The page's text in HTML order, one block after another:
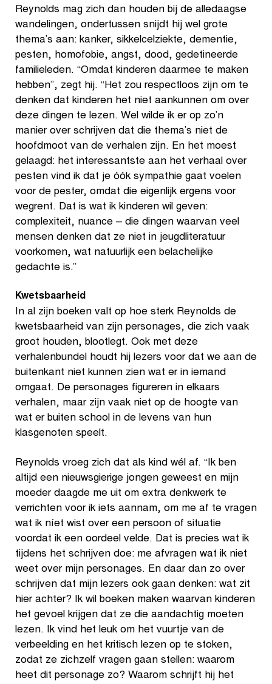
Reynolds mag zich dan houden bij de alledaagse
wandelingen, ondertussen snijdt hij wel grote
thema’s aan: kanker, sikkelcelziekte, dementie,
pesten, homofobie, angst, dood, gedetineerde
familieleden. “Omdat kinderen daarmee te maken
hebben”, zegt hij. “Het zou respectloos zijn om te
denken dat kinderen het niet aankunnen om over
deze dingen te lezen. Wel wilde ik er op zo’n
manier over schrijven dat die thema’s niet de
hoofdmoot van de verhalen zijn. En het moest
gelaagd: het interessantste aan het verhaal over
pesten vind ik dat je óók sympathie gaat voelen
voor de pester, omdat die eigenlijk ergens voor
wegrent. Dat is wat ik kinderen wil geven:
complexiteit, nuance – die dingen waarvan veel
mensen denken dat ze niet in jeugdliteratuur
voorkomen, wat natuurlijk een belachelijke
gedachte is.”
Kwetsbaarheid
In al zijn boeken valt op hoe sterk Reynolds de
kwetsbaarheid van zijn personages, die zich vaak
groot houden, blootlegt. Ook met deze
verhalenbundel houdt hij lezers voor dat we aan de
buitenkant niet kunnen zien wat er in iemand
omgaat. De personages figureren in elkaars
verhalen, maar zijn vaak niet op de hoogte van
wat er buiten school in de levens van hun
klasgenoten speelt.
Reynolds vroeg zich dat als kind wél af. “Ik ben
altijd een nieuwsgierige jongen geweest en mijn
moeder daagde me uit om extra denkwerk te
verrichten voor ik iets aannam, om me af te vragen
wat ik níet wist over een persoon of situatie
voordat ik een oordeel velde. Dat is precies wat ik
tijdens het schrijven doe: me afvragen wat ik niet
weet over mijn personages. En daar dan zo over
schrijven dat mijn lezers ook gaan denken: wat zit
hier achter? Ik wil boeken maken waarvan kinderen
het gevoel krijgen dat ze die aandachtig moeten
lezen. Ik vind het leuk om het vuurtje van de
verbeelding en het kritisch lezen op te stoken,
zodat ze zichzelf vragen gaan stellen: waarom
heet dit personage zo? Waarom schrijft hij het